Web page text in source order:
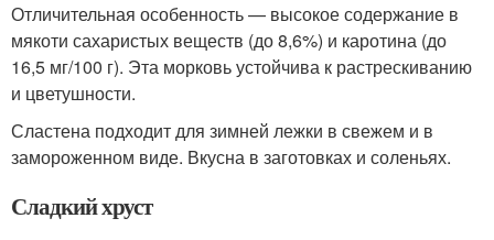
Отличительная особенность — высокое содержание в
мякоти сахаристых веществ (до 8,6%) и каротина (до
16,5 мг/100 г). Эта морковь устойчива к растрескиванию
и цветушности.
Сластена подходит для зимней лежки в свежем и в
замороженном виде. Вкусна в заготовках и соленьях.
Сладкий хруст